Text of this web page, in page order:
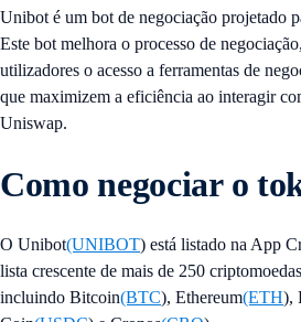
Unibot é um bot de negociação projetado
Este bot melhora o processo de
utilizadores o acesso a ferramentas de
que maximizem a eficiência ao interagir
Uniswap.
Como negociar o
O Unibot(UNIBOT) está listado na App
lista crescente de mais de 250
incluindo Bitcoin(BTC), Ethereum(ETH),